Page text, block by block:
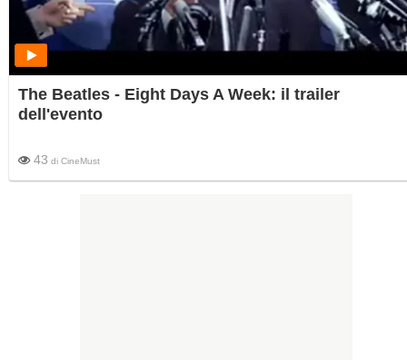
The Beatles - Eight Days A Week: il trailer
dell'evento
43 di CineMust